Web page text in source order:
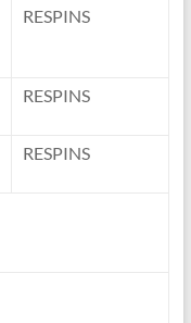
RESPINS
RESPINS
RESPINS